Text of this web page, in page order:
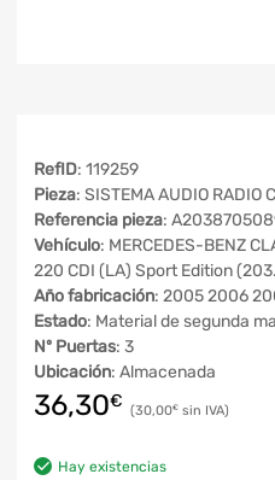
RefID: 119259
Pieza: SISTEMA AUDIO RADIO
Referencia pieza:
Vehículo: MERCEDES-BENZ
220 CDI (LA) Sport Edition
Año fabricación: 2005 2006
Estado: Material de segunda
Nº Puertas: 3
Ubicación: Almacenada
36,30€ 30,00€
Hay existencias